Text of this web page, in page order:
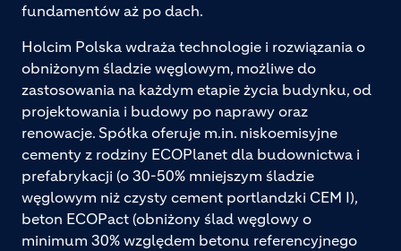
fundamentów aż po dach.
Holcim Polska wdraża technologie i rozwiązania o
obniżonym śladzie węglowym, możliwe do
zastosowania na każdym etapie życia budynku, od
projektowania i budowy po naprawy oraz
renowacje. Spółka oferuje m.in. niskoemisyjne
cementy z rodziny ECOPlanet dla budownictwa i
prefabrykacji (o 30-50% mniejszym śladzie
węglowym niż czysty cement portlandzki CEM I),
beton ECOPact (obniżony ślad węglowy o
minimum 30% względem betonu referencyjnego